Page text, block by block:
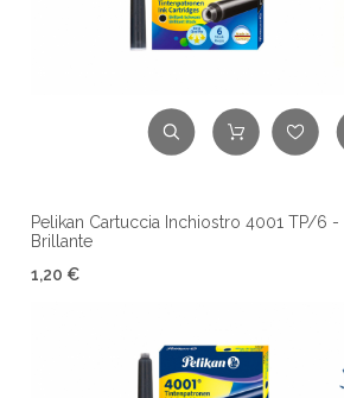
Pelikan Cartuccia Inchiostro 4001 TP/6
Brillante
1,20 €